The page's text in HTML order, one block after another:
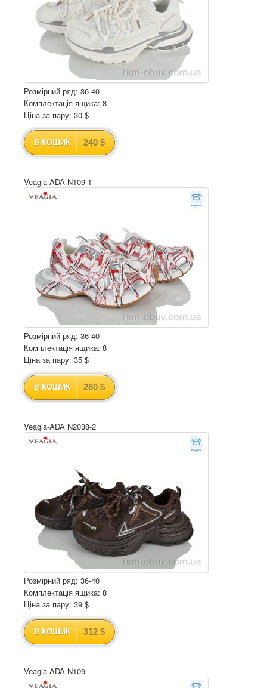
Розмірний ряд: 36-40
Комплектація ящика: 8
Ціна за пару: 30 $
В КОШИК 240 $
Veagia-ADA N109-1
Розмірний ряд: 36-40
Комплектація ящика: 8
Ціна за пару: 35 $
В КОШИК 280 $
Veagia-ADA N2038-2
Розмірний ряд: 36-40
Комплектація ящика: 8
Ціна за пару: 39 $
В КОШИК 312 $
Veagia-ADA N109